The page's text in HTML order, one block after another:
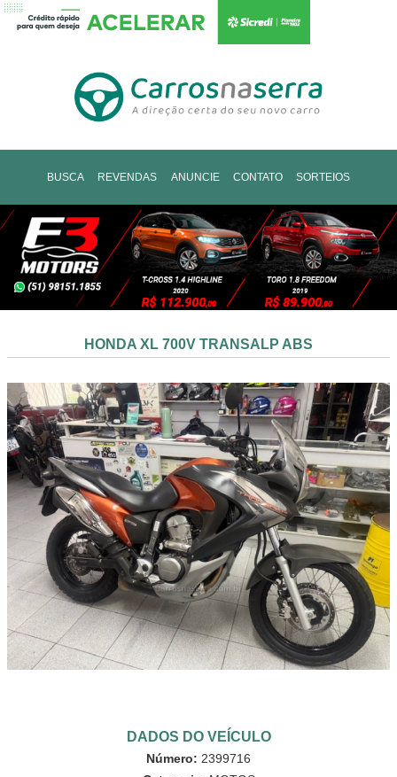
BUSCA REVENDAS ANUNCIE CONTATO SORTEIOS
HONDA XL 700V TRANSALP ABS
DADOS DO VEÍCULO
Número: 2399716